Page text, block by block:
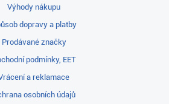
Výhody nákupu
dopravy a platby
Prodávané značky
podmínky, EET
a reklamace
osobních údajů